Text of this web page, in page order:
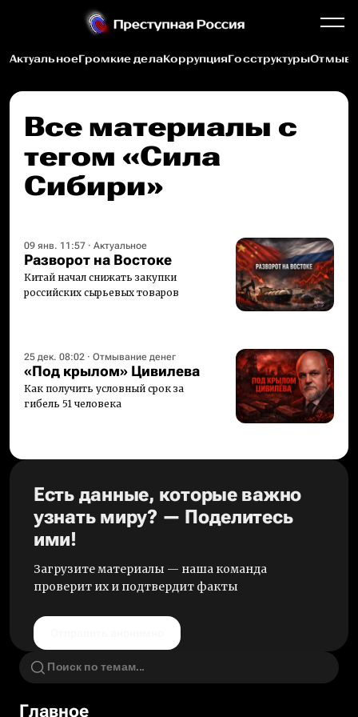
АктуальноеГромкие делаКоррупцияГосструктуры
Все материалы c
тегом «Сила
Сибири»
09 янв. 11:57 · Актуальное
Разворот на Востоке
Китай начал снижать закупки
российских сырьевых товаров
25 дек. 08:02 · Отмывание денег
«Под крылом» Цивилева
Как получить условный срок за
гибель 51 человека
Есть данные, которые важно
узнать миру? — Поделитесь
ими!
Загрузите материалы — наша команда
проверит их и подтвердит факты
Главное